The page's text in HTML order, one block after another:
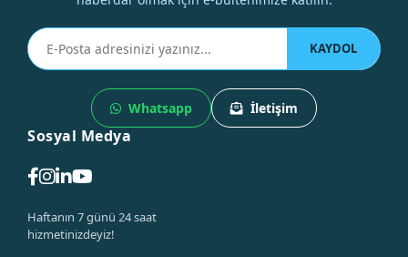
KAYDOL
Whatsapp İletişim
Sosyal Medya
Haftanın 7 günü 24 saat
hizmetinizdeyiz!